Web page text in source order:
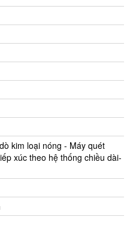
kim loại nóng - Máy quét
xúc theo hệ thống chiều dài-